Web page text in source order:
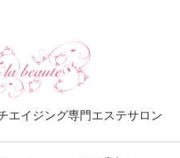
エイジング専門エステサロン